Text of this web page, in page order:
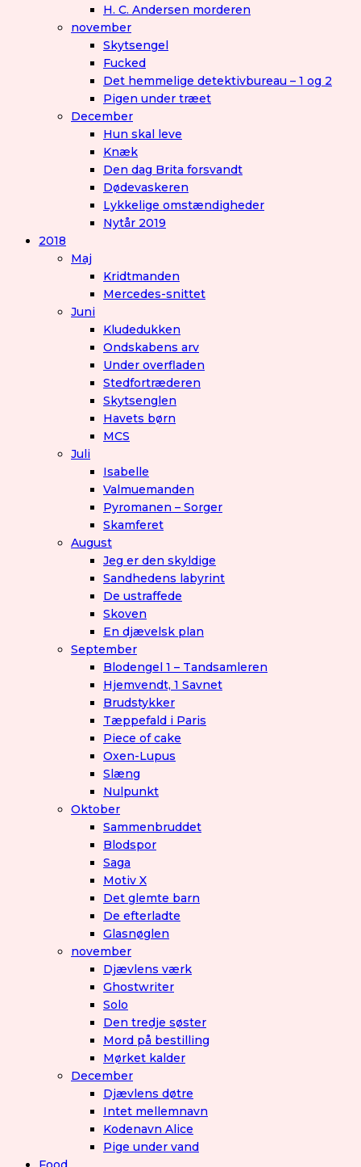
H. C. Andersen morderen
november
Skytsengel
Fucked
Det hemmelige detektivbureau – 1 og 2
Pigen under træet
December
Hun skal leve
Knæk
Den dag Brita forsvandt
Dødevaskeren
Lykkelige omstændigheder
Nytår 2019
2018
Maj
Kridtmanden
Mercedes-snittet
Juni
Kludedukken
Ondskabens arv
Under overfladen
Stedfortræderen
Skytsenglen
Havets børn
MCS
Juli
Isabelle
Valmuemanden
Pyromanen – Sorger
Skamferet
August
Jeg er den skyldige
Sandhedens labyrint
De ustraffede
Skoven
En djævelsk plan
September
Blodengel 1 – Tandsamleren
Hjemvendt, 1 Savnet
Brudstykker
Tæppefald i Paris
Piece of cake
Oxen-Lupus
Slæng
Nulpunkt
Oktober
Sammenbruddet
Blodspor
Saga
Motiv X
Det glemte barn
De efterladte
Glasnøglen
november
Djævlens værk
Ghostwriter
Solo
Den tredje søster
Mord på bestilling
Mørket kalder
December
Djævlens døtre
Intet mellemnavn
Kodenavn Alice
Pige under vand